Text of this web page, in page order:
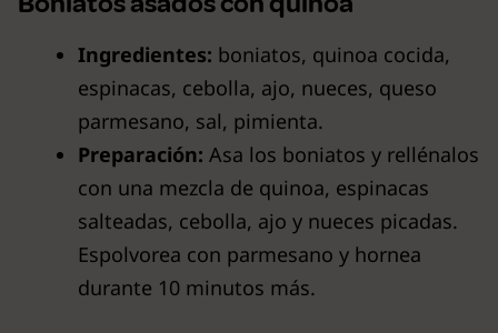
Ingredientes: boniatos, quinoa cocida,
espinacas, cebolla, ajo, nueces, queso
parmesano, sal, pimienta.
Preparación: Asa los boniatos y rellénalos
con una mezcla de quinoa, espinacas
salteadas, cebolla, ajo y nueces picadas.
Espolvorea con parmesano y hornea
durante 10 minutos más.